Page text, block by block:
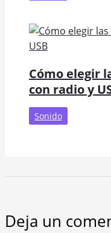
Cómo elegir
con radio y
Sonido
Deja un